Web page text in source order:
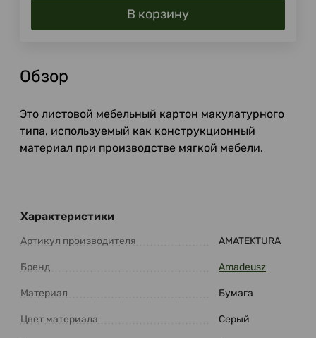
В корзину
Обзор
Это листовой мебельный картон макулатурного
типа, используемый как конструкционный
материал при производстве мягкой мебели.
Характеристики
Артикул производителя AMATEKTURA
Бренд Amadeusz
Материал Бумага
Цвет материала Серый